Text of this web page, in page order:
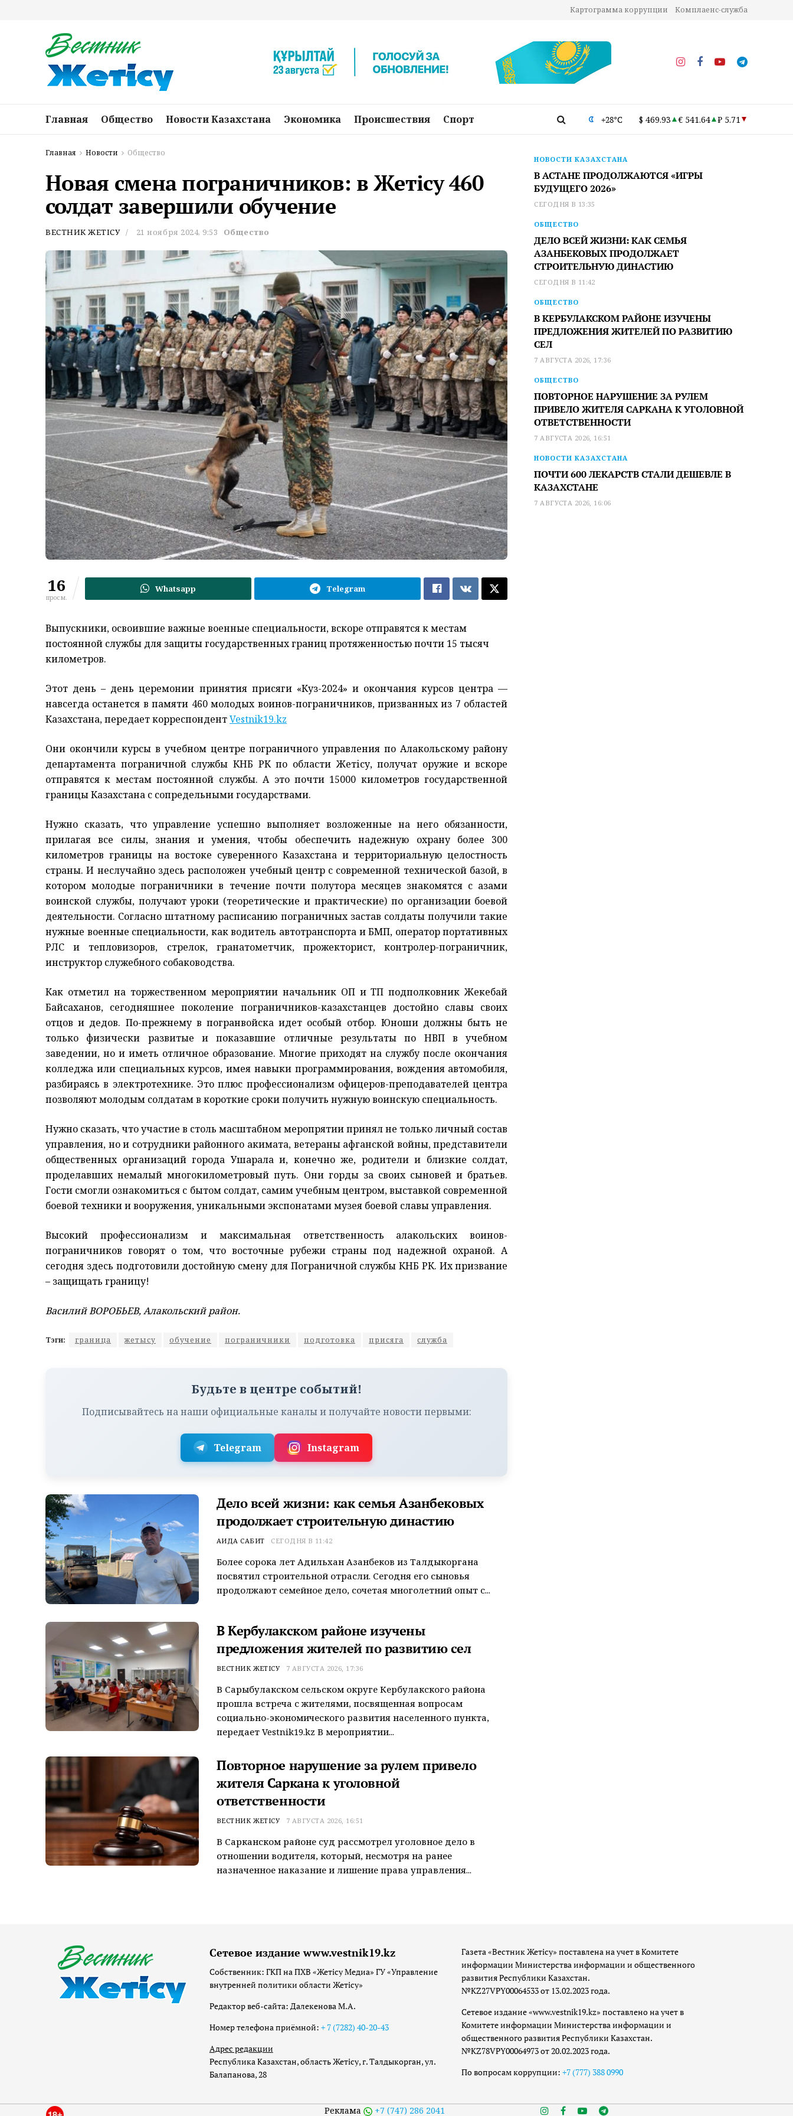
Картограмма коррупции Комплаенс-служба
Главная Общество Новости Казахстана Экономика Происшествия Спорт +28°C $ 469.93 € 541.64 ₽ 5.71
Главная Новости Общество
Новая смена пограничников: в Жетісу 460
солдат завершили обучение
ВЕСТНИК ЖЕТІСУ 21 ноября 2024, 9:53 Общество
16
просм.
Whatsapp Telegram
Выпускники, освоившие важные военные специальности, вскоре отправятся к местам
постоянной службы для защиты государственных границ протяженностью почти 15 тысяч
километров.
Этот день – день церемонии принятия присяги «Куз-2024» и окончания курсов центра —
навсегда останется в памяти 460 молодых воинов-пограничников, призванных из 7 областей
Казахстана, передает корреспондентVestnik19.kz
Они окончили курсы в учебном центре пограничного управления по Алакольскому району
департамента пограничной службы КНБ РК по области Жетісу, получат оружие и вскоре
отправятся к местам постоянной службы. А это почти 15000 километров государственной
границы Казахстана с сопредельными государствами.
Нужно сказать, что управление успешно выполняет возложенные на него обязанности,
прилагая все силы, знания и умения, чтобы обеспечить надежную охрану более 300
километров границы на востоке суверенного Казахстана и территориальную целостность
страны. И неслучайно здесь расположен учебный центр с современной технической базой, в
котором молодые пограничники в течение почти полутора месяцев знакомятся с азами
воинской службы, получают уроки (теоретические и практические) по организации боевой
деятельности. Согласно штатному расписанию пограничных застав солдаты получили такие
нужные военные специальности, как водитель автотранспорта и БМП, оператор портативных
РЛС и тепловизоров, стрелок, гранатометчик, прожекторист, контролер-пограничник,
инструктор служебного собаководства.
Как отметил на торжественном мероприятии начальник ОП и ТП подполковник Жекебай
Байсаханов, сегодняшнее поколение пограничников-казахстанцев достойно славы своих
отцов и дедов. По-прежнему в погранвойска идет особый отбор. Юноши должны быть не
только физически развитые и показавшие отличные результаты по НВП в учебном
заведении, но и иметь отличное образование. Многие приходят на службу после окончания
колледжа или специальных курсов, имея навыки программирования, вождения автомобиля,
разбираясь в электротехнике. Это плюс профессионализм офицеров-преподавателей центра
позволяют молодым солдатам в короткие сроки получить нужную воинскую специальность.
Нужно сказать, что участие в столь масштабном меропрятии принял не только личный состав
управления, но и сотрудники районного акимата, ветераны афганской войны, представители
общественных организаций города Ушарала и, конечно же, родители и близкие солдат,
проделавших немалый многокилометровый путь. Они горды за своих сыновей и братьев.
Гости смогли ознакомиться с бытом солдат, самим учебным центром, выставкой современной
боевой техники и вооружения, уникальными экспонатами музея боевой славы управления.
Высокий профессионализм и максимальная ответственность алакольских воинов-
пограничников говорят о том, что восточные рубежи страны под надежной охраной. А
сегодня здесь подготовили достойную смену для Пограничной службы КНБ РК. Их призвание
– защищать границу!
Василий ВОРОБЬЕВ, Алакольский район.
Тэги: граница жетысу обучение пограничники подготовка присяга служба
Будьте в центре событий!
Подписывайтесь на наши официальные каналы и получайте новости первыми:
Telegram Instagram
Дело всей жизни: как семья Азанбековых
продолжает строительную династию
АИДА САБИТ СЕГОДНЯ В 11:42
Более сорока лет Адильхан Азанбеков из Талдыкоргана
посвятил строительной отрасли. Сегодня его сыновья
продолжают семейное дело, сочетая многолетний опыт с...
В Кербулакском районе изучены
предложения жителей по развитию сел
ВЕСТНИК ЖЕТІСУ 7 АВГУСТА 2026, 17:36
В Сарыбулакском сельском округе Кербулакского района
прошла встреча с жителями, посвященная вопросам
социально-экономического развития населенного пункта,
передает Vestnik19.kz В мероприятии...
Повторное нарушение за рулем привело
жителя Саркана к уголовной
ответственности
ВЕСТНИК ЖЕТІСУ 7 АВГУСТА 2026, 16:51
В Сарканском районе суд рассмотрел уголовное дело в
отношении водителя, который, несмотря на ранее
назначенное наказание и лишение права управления...
НОВОСТИ КАЗАХСТАНА
В АСТАНЕ ПРОДОЛЖАЮТСЯ «ИГРЫ
БУДУЩЕГО 2026»
СЕГОДНЯ В 13:35
ОБЩЕСТВО
ДЕЛО ВСЕЙ ЖИЗНИ: КАК СЕМЬЯ
АЗАНБЕКОВЫХ ПРОДОЛЖАЕТ
СТРОИТЕЛЬНУЮ ДИНАСТИЮ
СЕГОДНЯ В 11:42
ОБЩЕСТВО
В КЕРБУЛАКСКОМ РАЙОНЕ ИЗУЧЕНЫ
ПРЕДЛОЖЕНИЯ ЖИТЕЛЕЙ ПО РАЗВИТИЮ
СЕЛ
7 АВГУСТА 2026, 17:36
ОБЩЕСТВО
ПОВТОРНОЕ НАРУШЕНИЕ ЗА РУЛЕМ
ПРИВЕЛО ЖИТЕЛЯ САРКАНА К УГОЛОВНОЙ
ОТВЕТСТВЕННОСТИ
7 АВГУСТА 2026, 16:51
НОВОСТИ КАЗАХСТАНА
ПОЧТИ 600 ЛЕКАРСТВ СТАЛИ ДЕШЕВЛЕ В
КАЗАХСТАНЕ
7 АВГУСТА 2026, 16:06
Сетевое издание www.vestnik19.kz
Собственник: ГКП на ПХВ «Жетісу Медиа» ГУ «Управление
внутренней политики области Жетісу»
Редактор веб-сайта: Далекенова М.А.
Номер телефона приёмной: + 7 (7282) 40-20-43
Адрес редакции
Республика Казахстан, область Жетісу, г. Талдыкорган, ул.
Балапанова, 28
Газета «Вестник Жетісу» поставлена на учет в Комитете
информации Министерства информации и общественного
развития Республики Казахстан.
№KZ27VPY00064533 от 13.02.2023 года.
Сетевое издание «www.vestnik19.kz» поставлено на учет в
Комитете информации Министерства информации и
общественного развития Республики Казахстан.
№KZ78VPY00064973 от 20.02.2023 года.
По вопросам коррупции: +7 (777) 388 0990
Реклама +7 (747) 286 2041